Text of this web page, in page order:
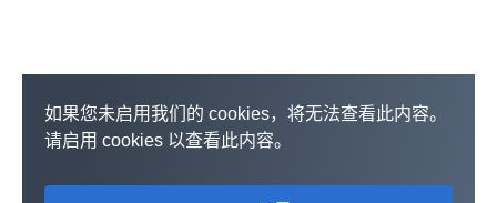
如果您未启用我们的 cookies，将无法查看此内容。
请启用 cookies 以查看此内容。